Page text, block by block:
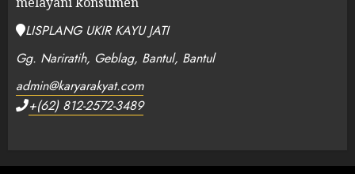
LISPLANG UKIR KAYU JATI
Gg. Nariratih, Geblag, Bantul, Bantul
admin@karyarakyat.com
+(62) 812-2572-3489